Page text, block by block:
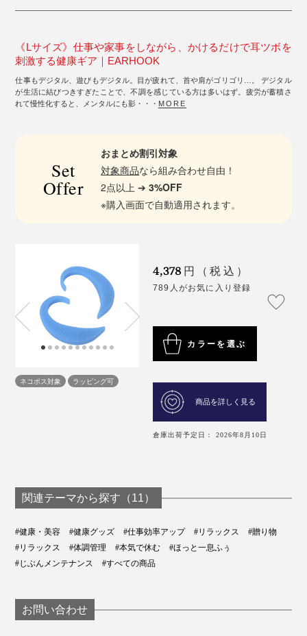
《Lサイズ》仕事や家事をしながら、かけるだけで耳ツボを
刺激する健康ギア｜EARHOOK
仕事もデジタル、遊びもデジタル。目が疲れて、首や肩がゴリゴリ…。 デジタル
が生活に結びつきすぎたことで、不調を感じている方は多いはず。疲労が蓄積さ
れて慢性化すると、メンタルにも影・・・ MORE
Set
Offer
おまとめ割引対象
対象商品なら組み合わせ自由！
2点以上 ➔3%OFF
※購入画面で自動適用されます。
ネコポス対象 ラッピング可
4,378 円（税込）
789人がお気に入り登録
カラーを選ぶ
商品を詳しく見る
倉庫出荷予定日： 2026年8月10日
関連テーマから探す（11）
#健康・美容 #健康グッズ #仕事効率アップ #リラックス
#贈り物
#リラックス
#体調管理 #本気で休む
#ほっと一息ふぅ
#じぶんメンテナンス
#すべての商品
お問い合わせ